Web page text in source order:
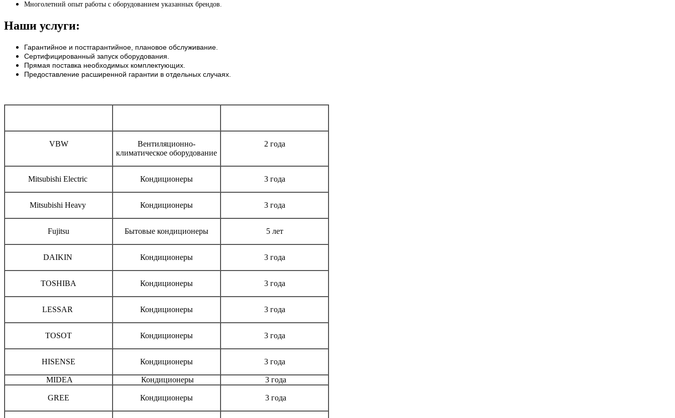
Многолетний опыт работы с оборудованием указанных брендов.
Наши услуги:
Гарантийное и постгарантийное, плановое обслуживание.
Сертифицированный запуск оборудования.
Прямая поставка необходимых комплектующих.
Предоставление расширенной гарантии в отдельных случаях.
VBW
Вентиляционно-
климатическое оборудование
2 года
Mitsubishi Electric Кондиционеры 3 года
Mitsubishi Heavy Кондиционеры 3 года
Fujitsu Бытовые кондиционеры 5 лет
DAIKIN Кондиционеры 3 года
TOSHIBA Кондиционеры 3 года
LESSAR Кондиционеры 3 года
TOSOT Кондиционеры 3 года
HISENSE Кондиционеры 3 года
MIDEA Кондиционеры 3 года
GREE Кондиционеры 3 года